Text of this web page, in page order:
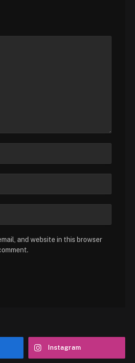
and website in this browser
Instagram